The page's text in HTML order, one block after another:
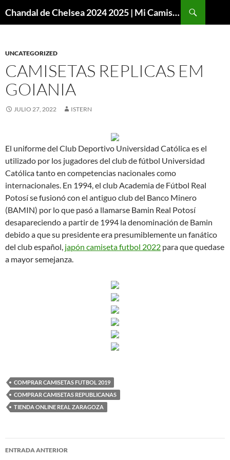
Chandal de Chelsea 2024 2025 | Mi Camiseta Futbol
UNCATEGORIZED
CAMISETAS REPLICAS EM
GOIANIA
JULIO 27, 2022 ISTERN
El uniforme del Club Deportivo Universidad Católica es el
utilizado por los jugadores del club de fútbol Universidad
Católica tanto en competencias nacionales como
internacionales. En 1994, el club Academia de Fútbol Real
Potosí se fusionó con el antiguo club del Banco Minero
(BAMIN) por lo que pasó a llamarse Bamin Real Potosí
desapareciendo a partir de 1994 la denominación de Bamin
debido a que su presidente era presumiblemente un fanático
del club español, japón camiseta futbol 2022 para que quedase
a mayor semejanza.
COMPRAR CAMISETAS FUTBOL 2019
COMPRAR CAMISETAS REPUBLICANAS
TIENDA ONLINE REAL ZARAGOZA
Navegación
ENTRADA ANTERIOR